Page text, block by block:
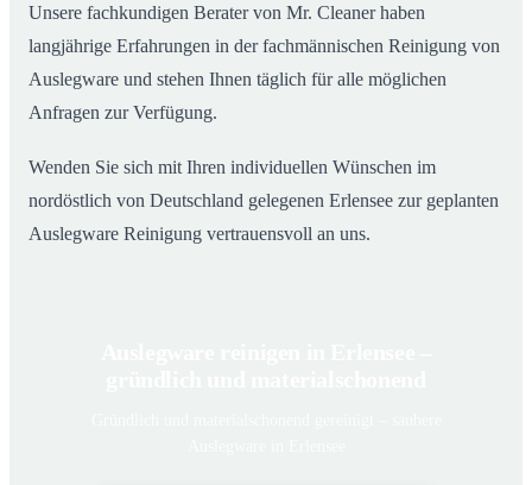
Unsere fachkundigen Berater von Mr. Cleaner haben
langjährige Erfahrungen in der fachmännischen Reinigung von
Auslegware und stehen Ihnen täglich für alle möglichen
Anfragen zur Verfügung.
Wenden Sie sich mit Ihren individuellen Wünschen im
nordöstlich von Deutschland gelegenen Erlensee zur geplanten
Auslegware Reinigung vertrauensvoll an uns.